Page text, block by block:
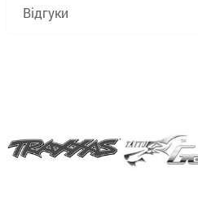
Відгуки